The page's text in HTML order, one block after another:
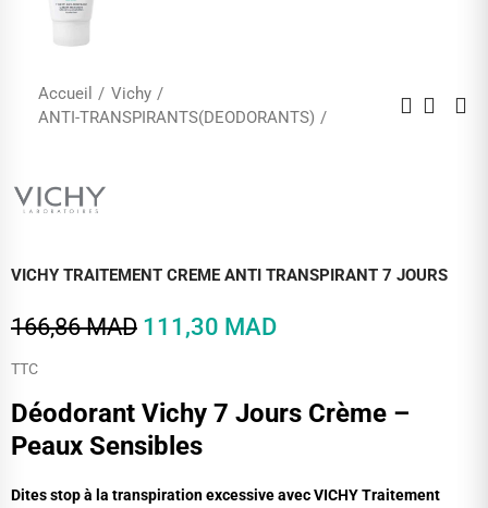
Accueil
Vichy
ANTI-TRANSPIRANTS(DEODORANTS)
VICHY TRAITEMENT CREME ANTI TRANSPIRANT 7 JOURS
166,86 MAD 111,30 MAD
TTC
Déodorant Vichy 7 Jours Crème –
Peaux Sensibles
Dites stop à la transpiration excessive avec VICHY Traitement